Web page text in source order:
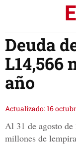
Deuda
L14,566
año
Actualizado: 16
Al 31 de agosto
millones de